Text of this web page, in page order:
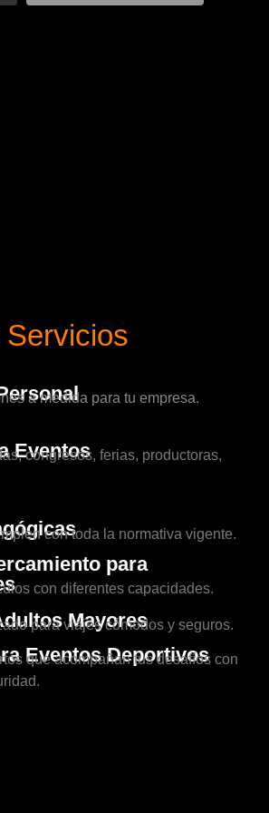
a medida para tu empresa.
Eventos
congresos, ferias, productoras,
con toda la normativa vigente.
para
con diferentes capacidades.
Mayores
para viajes cómodos y seguros.
Eventos Deportivos
que acompañan tus desafíos con